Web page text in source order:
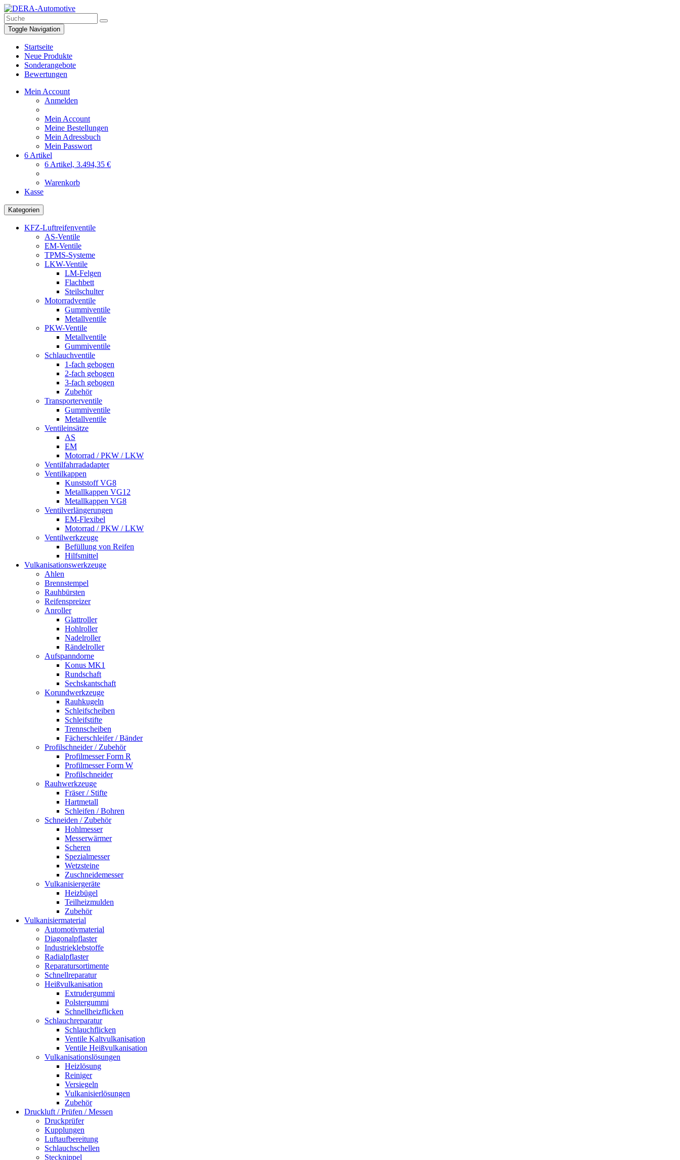
Toggle Navigation
Startseite
Neue Produkte
Sonderangebote
Bewertungen
Mein Account
Anmelden
Mein Account
Meine Bestellungen
Mein Adressbuch
Mein Passwort
6 Artikel
6 Artikel, 3.494,35 €
Warenkorb
Kasse
Kategorien
KFZ-Luftreifenventile
AS-Ventile
EM-Ventile
TPMS-Systeme
LKW-Ventile
LM-Felgen
Flachbett
Steilschulter
Motorradventile
Gummiventile
Metallventile
PKW-Ventile
Metallventile
Gummiventile
Schlauchventile
1-fach gebogen
2-fach gebogen
3-fach gebogen
Zubehör
Transporterventile
Gummiventile
Metallventile
Ventileinsätze
AS
EM
Motorrad / PKW / LKW
Ventilfahrradadapter
Ventilkappen
Kunststoff VG8
Metallkappen VG12
Metallkappen VG8
Ventilverlängerungen
EM-Flexibel
Motorrad / PKW / LKW
Ventilwerkzeuge
Befüllung von Reifen
Hilfsmittel
Vulkanisationswerkzeuge
Ahlen
Brennstempel
Rauhbürsten
Reifenspreizer
Anroller
Glattroller
Hohlroller
Nadelroller
Rändelroller
Aufspanndorne
Konus MK1
Rundschaft
Sechskantschaft
Korundwerkzeuge
Rauhkugeln
Schleifscheiben
Schleifstifte
Trennscheiben
Fächerschleifer / Bänder
Profilschneider / Zubehör
Profilmesser Form R
Profilmesser Form W
Profilschneider
Rauhwerkzeuge
Fräser / Stifte
Hartmetall
Schleifen / Bohren
Schneiden / Zubehör
Hohlmesser
Messerwärmer
Scheren
Spezialmesser
Wetzsteine
Zuschneidemesser
Vulkanisiergeräte
Heizbügel
Teilheizmulden
Zubehör
Vulkanisiermaterial
Automotivmaterial
Diagonalpflaster
Industrieklebstoffe
Radialpflaster
Reparatursortimente
Schnellreparatur
Heißvulkanisation
Extrudergummi
Polstergummi
Schnellheizflicken
Schlauchreparatur
Schlauchflicken
Ventile Kaltvulkanisation
Ventile Heißvulkanisation
Vulkanisationslösungen
Heizlösung
Reiniger
Versiegeln
Vulkanisierlösungen
Zubehör
Druckluft / Prüfen / Messen
Druckprüfer
Kupplungen
Luftaufbereitung
Schlauchschellen
Stecknippel